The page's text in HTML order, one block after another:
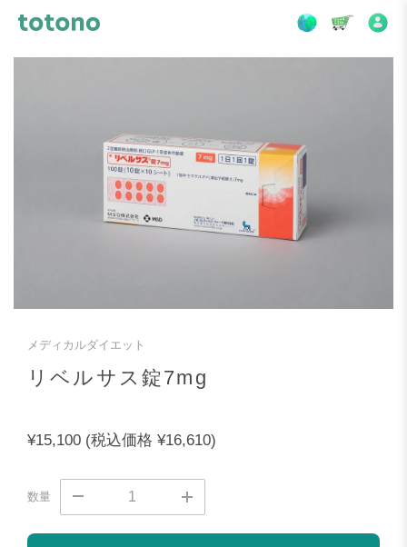
メディカルダイエット
リベルサス錠7mg
¥15,100 (税込価格 ¥16,610)
数量